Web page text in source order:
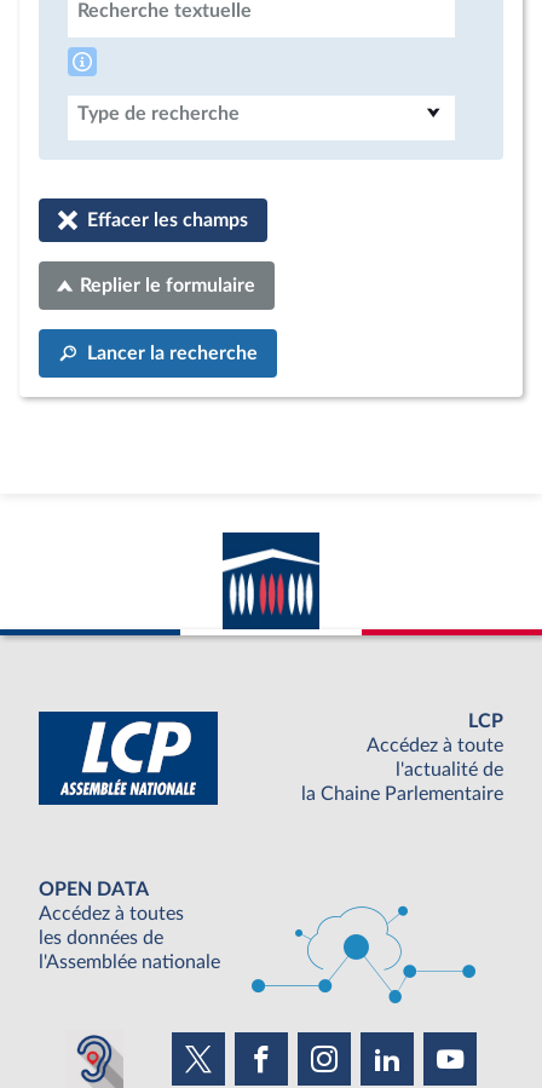
Recherche textuelle
Type de recherche
Effacer les champs
Replier le formulaire
Lancer la recherche
LCP
Accédez à toute
l'actualité de
la Chaine Parlementaire
OPEN DATA
Accédez à toutes
les données de
l'Assemblée nationale